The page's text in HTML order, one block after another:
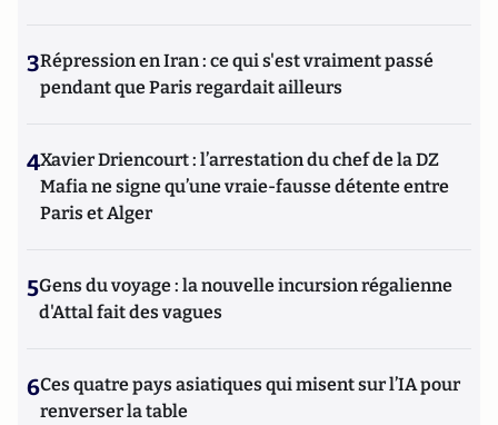
3Répression en Iran : ce qui s'est vraiment passé
pendant que Paris regardait ailleurs
4Xavier Driencourt : l’arrestation du chef de la DZ
Mafia ne signe qu’une vraie-fausse détente entre
Paris et Alger
5Gens du voyage : la nouvelle incursion régalienne
d'Attal fait des vagues
6Ces quatre pays asiatiques qui misent sur l’IA pour
renverser la table